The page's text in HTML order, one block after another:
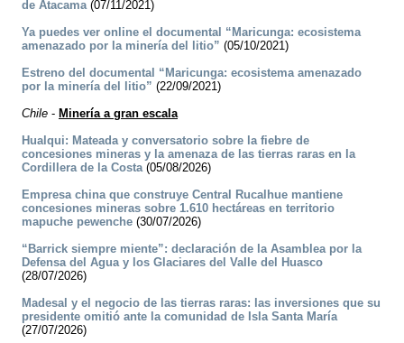
de Atacama(07/11/2021)
Ya puedes ver online el documental “Maricunga: ecosistema
amenazado por la minería del litio” (05/10/2021)
Estreno del documental “Maricunga: ecosistema amenazado
por la minería del litio” (22/09/2021)
Chile - Minería a gran escala
Hualqui: Mateada y conversatorio sobre la fiebre de
concesiones mineras y la amenaza de las tierras raras en la
Cordillera de la Costa(05/08/2026)
Empresa china que construye Central Rucalhue mantiene
concesiones mineras sobre 1.610 hectáreas en territorio
mapuche pewenche (30/07/2026)
“Barrick siempre miente”: declaración de la Asamblea por la
Defensa del Agua y los Glaciares del Valle del Huasco
(28/07/2026)
Madesal y el negocio de las tierras raras: las inversiones que su
presidente omitió ante la comunidad de Isla Santa María
(27/07/2026)